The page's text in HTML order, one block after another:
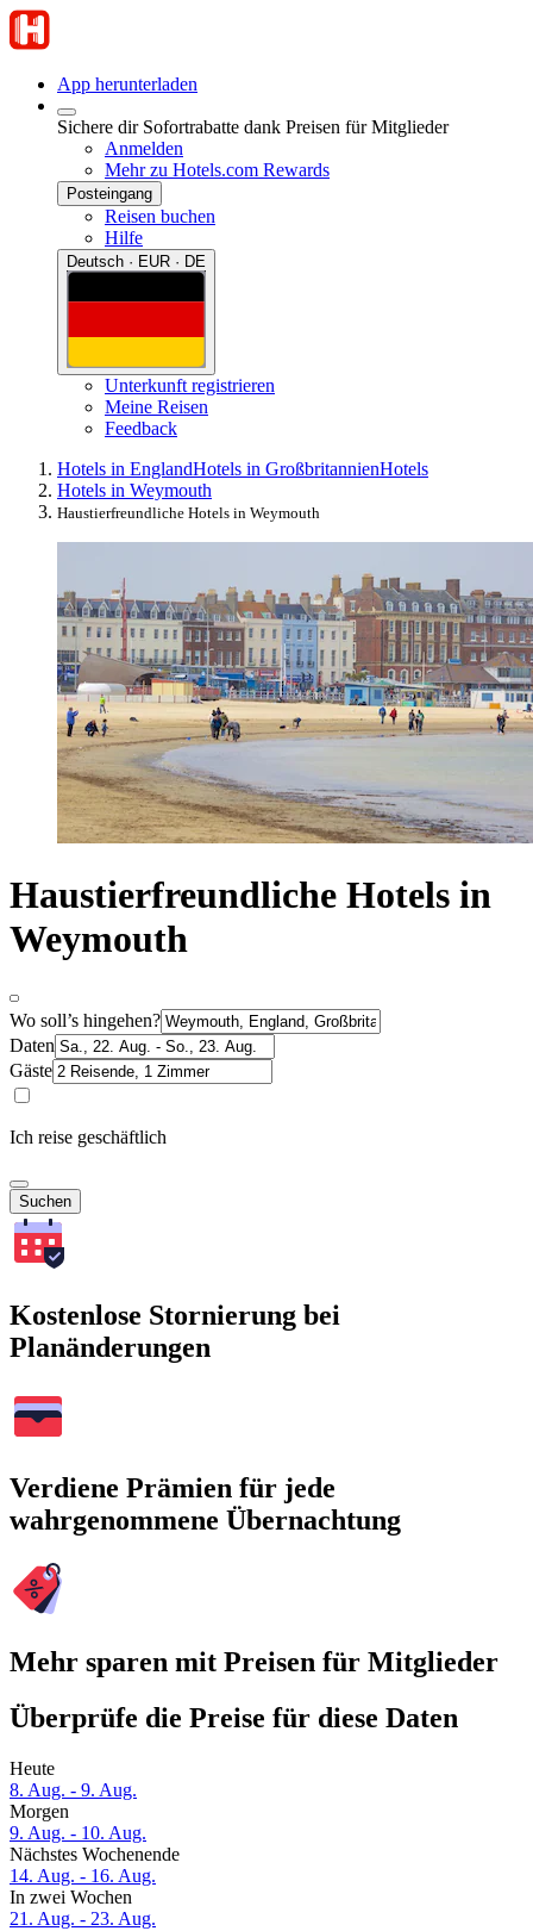
App herunterladen
Sichere dir Sofortrabatte dank Preisen für Mitglieder
Anmelden
Mehr zu Hotels.com Rewards
Posteingang
Reisen buchen
Hilfe
Deutsch · EUR · DE
Unterkunft registrieren
Meine Reisen
Feedback
Hotels in EnglandHotels in GroßbritannienHotels
Hotels in Weymouth
Haustierfreundliche Hotels in Weymouth
Haustierfreundliche Hotels in
Weymouth
Wo soll’s hingehen?
Daten
Gäste
Ich reise geschäftlich
Suchen
Kostenlose Stornierung bei
Planänderungen
Verdiene Prämien für jede
wahrgenommene Übernachtung
Mehr sparen mit Preisen für Mitglieder
Überprüfe die Preise für diese Daten
Heute
8. Aug. - 9. Aug.
Morgen
9. Aug. - 10. Aug.
Nächstes Wochenende
14. Aug. - 16. Aug.
In zwei Wochen
21. Aug. - 23. Aug.